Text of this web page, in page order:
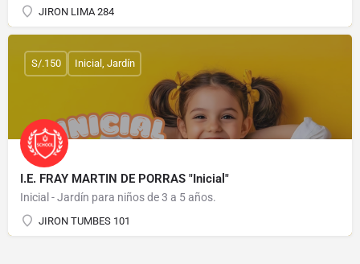
JIRON LIMA 284
I.E. FRAY MARTIN DE PORRAS "Inicial"
Inicial - Jardín para niños de 3 a 5 años.
JIRON TUMBES 101
S/.150 Inicial, Jardín